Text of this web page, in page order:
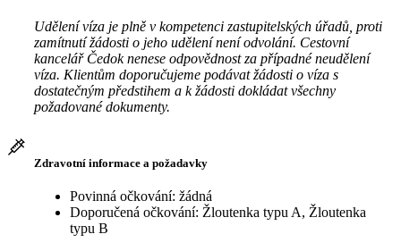
Udělení víza je plně v kompetenci zastupitelských úřadů, proti
zamítnutí žádosti o jeho udělení není odvolání. Cestovní
kancelář Čedok nenese odpovědnost za případné neudělení
víza. Klientům doporučujeme podávat žádosti o víza s
dostatečným předstihem a k žádosti dokládat všechny
požadované dokumenty.
Zdravotní informace a požadavky
Povinná očkování: žádná
Doporučená očkování: Žloutenka typu A, Žloutenka
typu B